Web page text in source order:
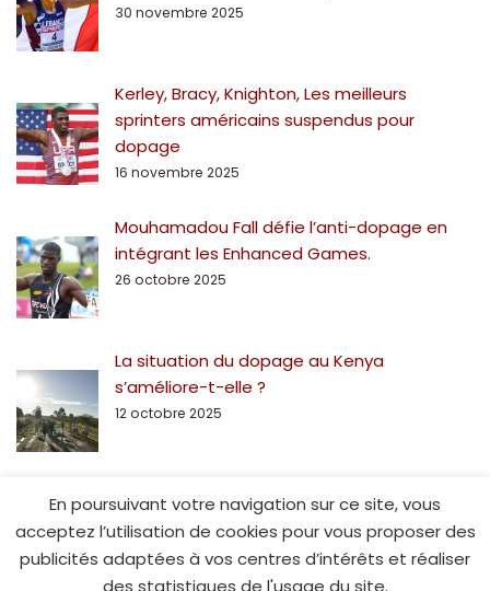
30 novembre 2025
Kerley, Bracy, Knighton, Les meilleurs
sprinters américains suspendus pour
dopage
16 novembre 2025
Mouhamadou Fall défie l’anti-dopage en
intégrant les Enhanced Games.
26 octobre 2025
La situation du dopage au Kenya
s’améliore-t-elle ?
12 octobre 2025
En poursuivant votre navigation sur ce site, vous
acceptez l’utilisation de cookies pour vous proposer des
publicités adaptées à vos centres d’intérêts et réaliser
des statistiques de l'usage du site.